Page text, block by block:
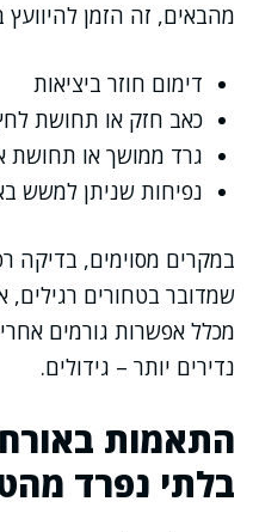
מהבאים, זה הזמן
דימום חוזר ביציאות
כאב חזק או תחושת
גרד ממושך או תחושת
נפיחות שניתן למשש
במקרים מסוימים, בדיקה
שמדובר בטחורים רגילים,
מכלל אפשרות גורמים
נדירים יותר – גידולים.
התאמות
בלתי נפרד